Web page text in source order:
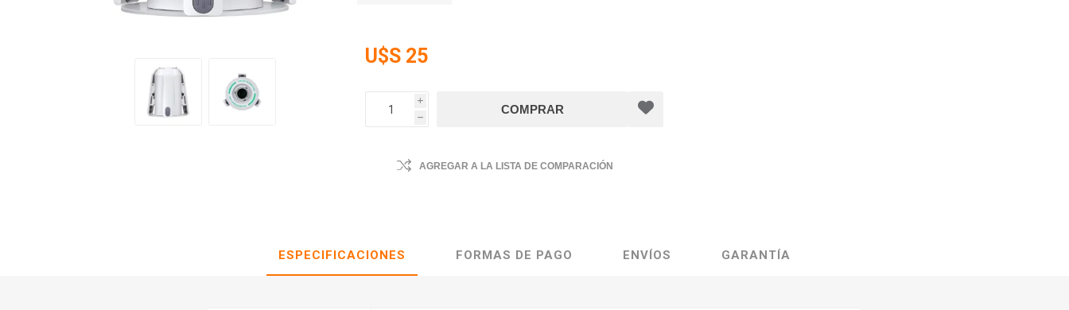
U$S 25
i
h
AGREGAR A LA LISTA DE COMPARACIÓN
ESPECIFICACIONES FORMAS DE PAGO ENVÍOS GARANTÍA